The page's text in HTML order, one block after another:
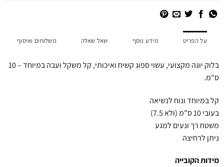
על הפריט מידע נוסף שאל שאלה משלוחים ואיסוף
בלוק יוגה מקצועי, עשוי ספוג קשיח ואיכותי, קל משקל ועבה במיוחד – 10
ס"מ.
קל במיוחד ונוח לנשיאה
בעובי 10 ס"מ (ולא 7.5)
משטח רך ונעים למגע
ניתן לרחיצה
מידות הקובייה